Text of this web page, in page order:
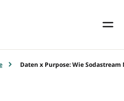
Daten x Purpose: Wie